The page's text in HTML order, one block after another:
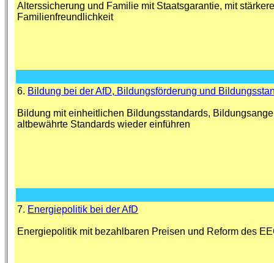
Alterssicherung und Familie mit Staatsgarantie, mit
Familienfreundlichkeit
6. Bildung bei der AfD, Bildungsförderung und
Bildung mit einheitlichen Bildungsstandards,
altbewährte Standards wieder einführen
7. Energiepolitik bei der AfD
Energiepolitik mit bezahlbaren Preisen und Reform des